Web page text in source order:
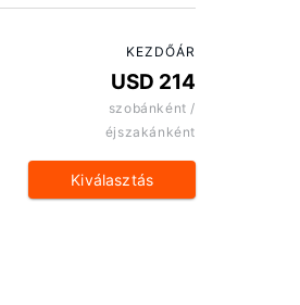
KEZDŐÁR
USD 214
szobánként /
éjszakánként
Kiválasztás